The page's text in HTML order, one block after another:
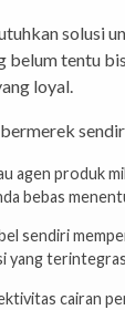
solusi
tentu
loyal.
agen produk
bebas
sendiri
yang
cairan